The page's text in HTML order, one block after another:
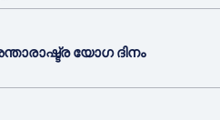
യോഗ ദിനം